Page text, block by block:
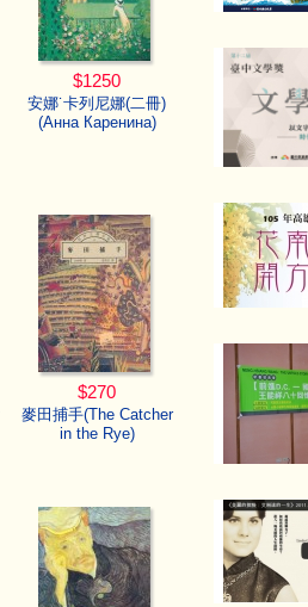
$1250
安娜˙卡列尼娜(二冊)
(Анна Каренина)
$270
麥田捕手(The Catcher
in the Rye)